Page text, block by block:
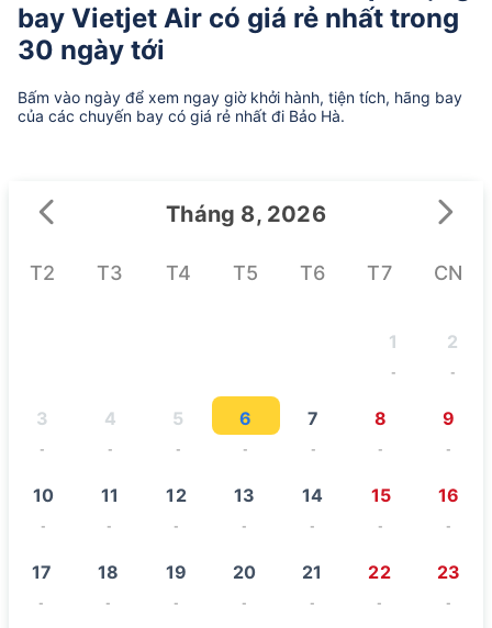
bay Vietjet Air có giá rẻ nhất trong
30 ngày tới
Bấm vào ngày để xem ngay giờ khởi hành, tiện tích, hãng bay
của các chuyến bay có giá rẻ nhất đi Bảo Hà.
Tháng 8, 2026
T2 T3 T4 T5 T6 T7 CN
1
-
2
-
3
-
4
-
5
-
6
-
7
-
8
-
9
-
10
-
11
-
12
-
13
-
14
-
15
-
16
-
17
-
18
-
19
-
20
-
21
-
22
-
23
-